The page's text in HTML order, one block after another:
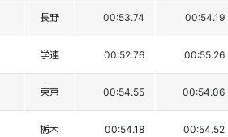
長野 00:53.74 00:54.19
学連 00:52.76 00:55.26
東京 00:54.55 00:54.06
栃木 00:54.18 00:54.52